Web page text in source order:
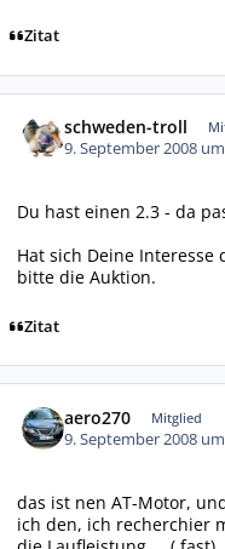
Zitat
schweden-troll
9. September 2008
Du hast einen 2.3 - da
Hat sich Deine
bitte die Auktion.
Zitat
aero270 Mitglied
9. September 2008
das ist nen AT-Motor,
ich den, ich recherchier